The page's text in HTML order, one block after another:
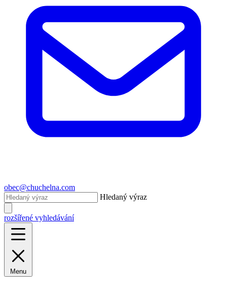
obec@chuchelna.com
Hledaný výraz
rozšířené vyhledávání
Menu